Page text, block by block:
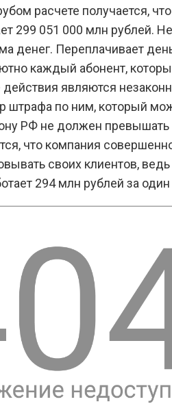
расчете получается,
299 051 000 млн рублей.
денег. Переплачивает
каждый абонент,
являются
штрафа по ним, который
РФ не должен
что компания
своих клиентов,
294 млн рублей за один